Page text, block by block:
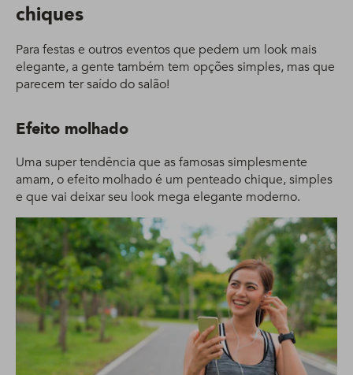
chiques
Para festas e outros eventos que pedem um look mais
elegante, a gente também tem opções simples, mas que
parecem ter saído do salão!
Efeito molhado
Uma super tendência que as famosas simplesmente
amam, o efeito molhado é um penteado chique, simples
e que vai deixar seu look mega elegante moderno.